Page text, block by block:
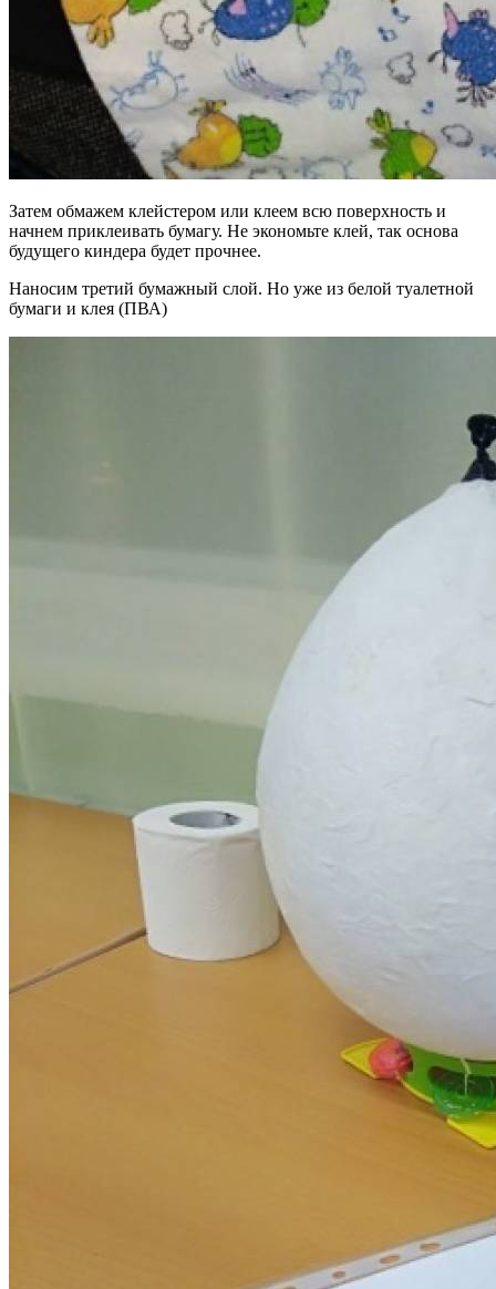
Затем обмажем клейстером или клеем всю поверхность и
начнем приклеивать бумагу. Не экономьте клей, так основа
будущего киндера будет прочнее.
Наносим третий бумажный слой. Но уже из белой туалетной
бумаги и клея (ПВА)